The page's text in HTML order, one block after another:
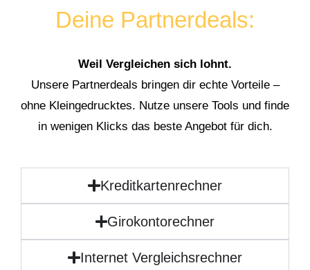
Deine Partnerdeals:
Weil Vergleichen sich lohnt.
Unsere Partnerdeals bringen dir echte Vorteile –
ohne Kleingedrucktes. Nutze unsere Tools und finde
in wenigen Klicks das beste Angebot für dich.
Kreditkartenrechner
Girokontorechner
Internet Vergleichsrechner